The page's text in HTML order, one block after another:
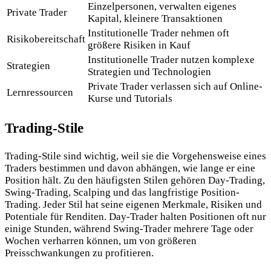
Private Trader
Einzelpersonen, verwalten eigenes
Kapital, kleinere Transaktionen
Risikobereitschaft
Institutionelle Trader nehmen oft
größere Risiken in Kauf
Strategien
Institutionelle Trader nutzen komplexe
Strategien und Technologien
Lernressourcen
Private Trader verlassen sich auf Online-
Kurse und Tutorials
Trading-Stile
Trading-Stile sind wichtig, weil sie die Vorgehensweise eines
Traders bestimmen und davon abhängen, wie lange er eine
Position hält. Zu den häufigsten Stilen gehören Day-Trading,
Swing-Trading, Scalping und das langfristige Position-
Trading. Jeder Stil hat seine eigenen Merkmale, Risiken und
Potentiale für Renditen. Day-Trader halten Positionen oft nur
einige Stunden, während Swing-Trader mehrere Tage oder
Wochen verharren können, um von größeren
Preisschwankungen zu profitieren.